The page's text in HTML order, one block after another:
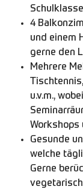
4
und einem
gerne den
Mehrere
u.v.m.,
Workshops
Gesunde
welche
Gerne